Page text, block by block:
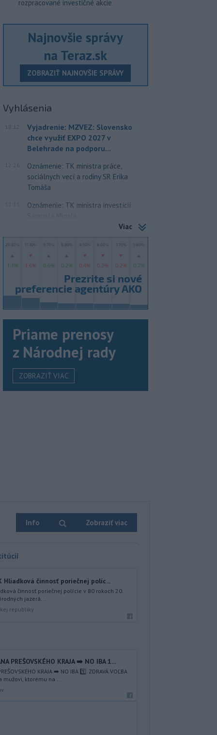
rozpracované investičné akcie
Najnovšie správy
na Teraz.sk
ZOBRAZIŤ NAJNOVŠIE SPRÁVY
Vyhlásenia
18:12
Vyjadrenie: MZVEZ: Slovensko
chce využiť EXPO 2027 v
Belehrade na podporu...
12:26
Oznámenie: TK ministra práce,
sociálnych vecí a rodiny SR Erika
Tomáša
Oznámenie: TK ministra investícií
Samuela Migaľa
Viac
Priame prenosy
z Národnej rady
ZOBRAZIŤ VIAC
Info Zobraziť viac
Hliadková činnosť poriečnej políc...
činnosť poriečnej polície v 80 rokoch 20.
jazerá...
republiky
PREŠOVSKÉHO KRAJA ➡️ NO IBA 1️...
KRAJA ➡️ NO IBA 1️⃣. ZDRAVÁ VOĽBA
mužovi, ktorému na ...